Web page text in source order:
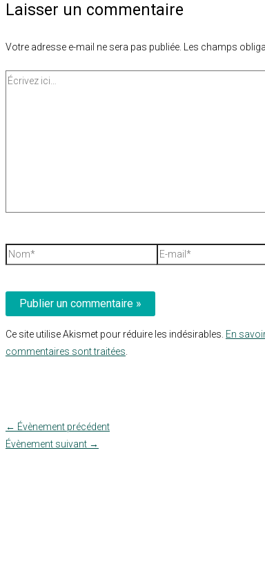
Laisser un commentaire
Votre adresse e-mail ne sera pas publiée. Les champs
Écrivez
Nom*
E-
mail*
Ce site utilise Akismet pour réduire les indésirables. En
commentaires sont traitées
← Évènement précédent
Évènement suivant →